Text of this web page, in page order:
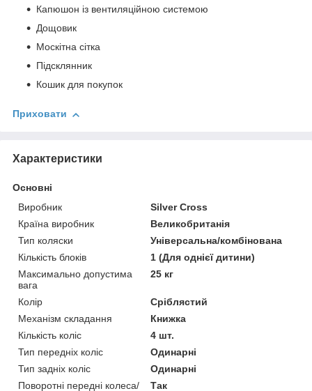
Капюшон із вентиляційною системою
Дощовик
Москітна сітка
Підсклянник
Кошик для покупок
Приховати
Характеристики
Основні
Виробник
Silver Cross
Країна виробник
Великобританія
Тип коляски
Універсальна/комбінована
Кількість блоків
1 (Для однієї дитини)
Максимально допустима
вага
25 кг
Колір
Сріблястий
Механізм складання
Книжка
Кількість коліс
4 шт.
Тип передніх коліс
Одинарні
Тип задніх коліс
Одинарні
Поворотні передні колеса/
Так